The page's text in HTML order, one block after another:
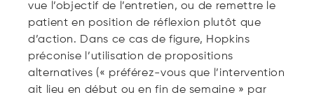
vue l’objectif de l’entretien, ou de remettre le
patient en position de réflexion plutôt que
d’action. Dans ce cas de figure, Hopkins
préconise l’utilisation de propositions
alternatives (« préférez-vous que l’intervention
ait lieu en début ou en fin de semaine » par